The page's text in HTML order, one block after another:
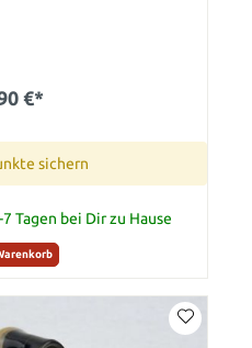
€*
sichern
Tagen bei Dir zu Hause